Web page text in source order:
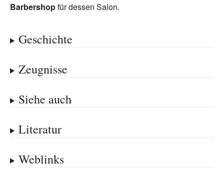
Barbershopfür dessen Salon.
Geschichte
Zeugnisse
Siehe auch
Literatur
Weblinks